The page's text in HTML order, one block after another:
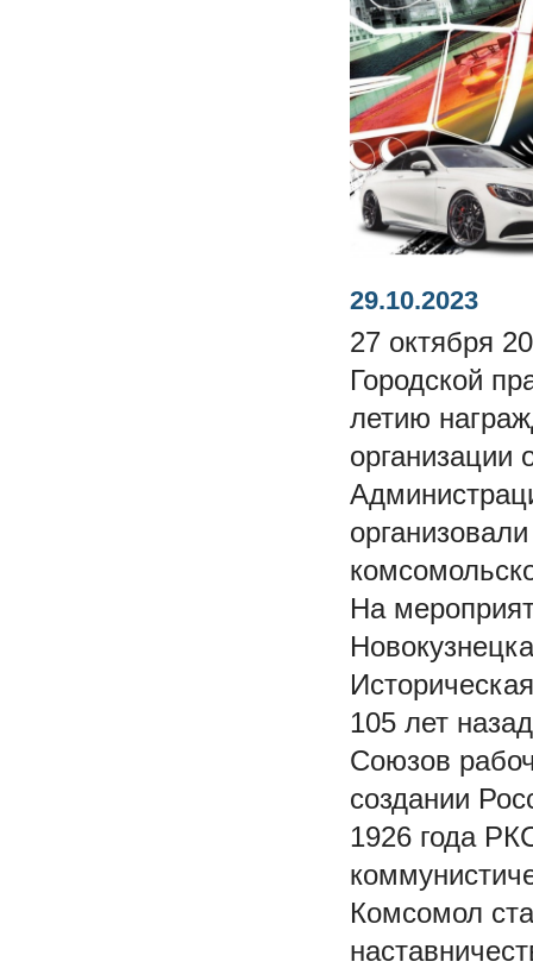
29.10.2023
27 октября
Городской
летию
организации
На
105 лет
Союзов
создании
1926 года
Комсомол